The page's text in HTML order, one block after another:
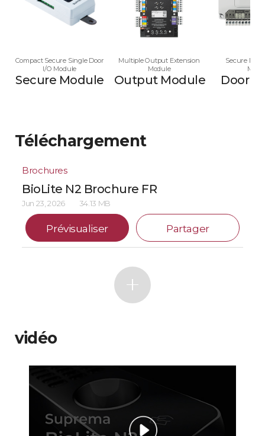
Compact Secure Single Door
I/O Module
Secure Module
Multiple Output Extension
Module
Output Module
Secure
Door
Téléchargement
Brochures
BioLite N2 Brochure FR
Jun 23, 2026 34.13 MB
Prévisualiser Partager
vidéo